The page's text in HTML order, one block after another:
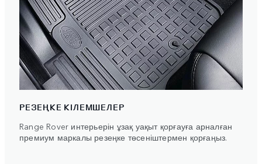
РЕЗЕҢКЕ КІЛЕМШЕЛЕР
Range Rover интерьерін ұзақ уақыт қорғауға арналған
премиум маркалы резеңке төсеніштермен қорғаңыз.